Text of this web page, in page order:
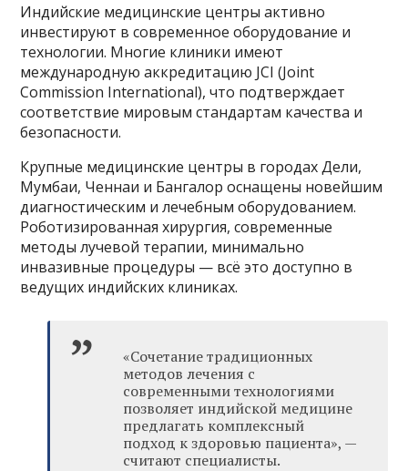
Индийские медицинские центры активно
инвестируют в современное оборудование и
технологии. Многие клиники имеют
международную аккредитацию JCI (Joint
Commission International), что подтверждает
соответствие мировым стандартам качества и
безопасности.
Крупные медицинские центры в городах Дели,
Мумбаи, Ченнаи и Бангалор оснащены новейшим
диагностическим и лечебным оборудованием.
Роботизированная хирургия, современные
методы лучевой терапии, минимально
инвазивные процедуры — всё это доступно в
ведущих индийских клиниках.
«Сочетание традиционных
методов лечения с
современными технологиями
позволяет индийской медицине
предлагать комплексный
подход к здоровью пациента», —
считают специалисты.